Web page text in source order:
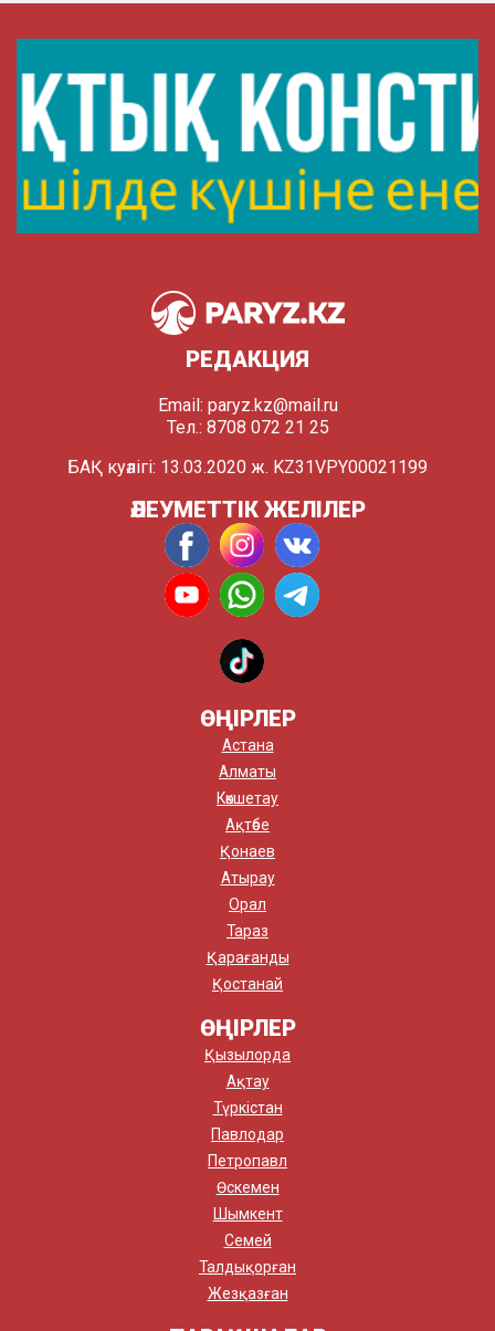
РЕДАКЦИЯ
Email: paryz.kz@mail.ru
Тел.: 8708 072 21 25
БАҚ куәлігі: 13.03.2020 ж. KZ31VPY00021199
ӘЛЕУМЕТТІК ЖЕЛІЛЕР
ӨҢІРЛЕР
Астана
Алматы
Көкшетау
Ақтөбе
Қонаев
Атырау
Орал
Тараз
Қарағанды
Қостанай
ӨҢІРЛЕР
Қызылорда
Ақтау
Түркістан
Павлодар
Петропавл
Өскемен
Шымкент
Семей
Талдықорған
Жезқазған